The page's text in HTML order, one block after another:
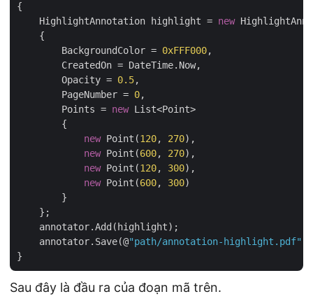
{
    HighlightAnnotation highlight =
new
    {
        BackgroundColor =
0xFFF000,
        CreatedOn = DateTime.Now,
        Opacity =
0.5,
        PageNumber =
0,
        Points =
new List<Point>
        {
new Point(120, 270),
new Point(600, 270),
new Point(120, 300),
new Point(600, 300)
        }
    };
    annotator.Add(highlight);
    annotator.Save(@
"path/annotation-highlight.pdf"
Sau đây là đầu ra của đoạn mã trên.